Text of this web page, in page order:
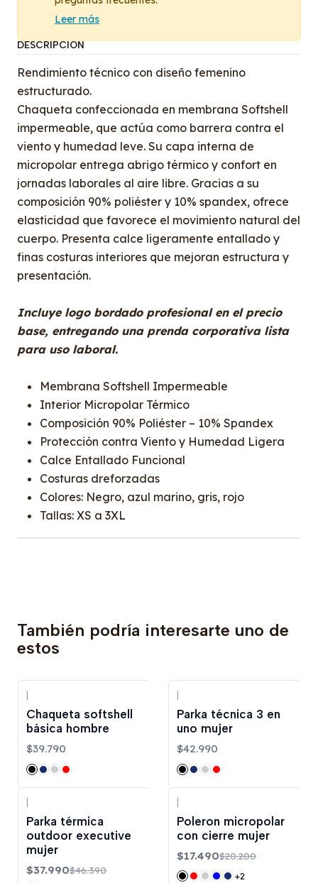
Leer más
DESCRIPCIÓN
Rendimiento técnico con diseño femenino
estructurado.
Chaqueta confeccionada en membrana Softshell
impermeable, que actúa como barrera contra el
viento y humedad leve. Su capa interna de
micropolar entrega abrigo térmico y confort en
jornadas laborales al aire libre. Gracias a su
composición 90% poliéster y 10% spandex, ofrece
elasticidad que favorece el movimiento natural del
cuerpo. Presenta calce ligeramente entallado y
finas costuras interiores que mejoran estructura y
presentación.
Incluye logo bordado profesional en el precio
base, entregando una prenda corporativa lista
para uso laboral.
Membrana Softshell Impermeable
Interior Micropolar Térmico
Composición 90% Poliéster – 10% Spandex
Protección contra Viento y Humedad Ligera
Calce Entallado Funcional
Costuras dreforzadas
Colores: Negro, azul marino, gris, rojo
Tallas: XS a 3XL
También podría interesarte uno de
estos
Chaqueta softshell
básica hombre
$39.790
Parka técnica 3 en
uno mujer
$42.990
|
Parka térmica
outdoor executive
mujer
$37.990$46.390
|
Poleron micropolar
con cierre mujer
$17.490$20.200
+2